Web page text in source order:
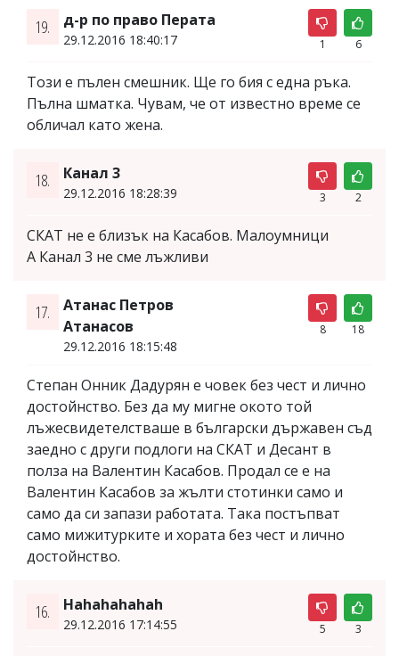
19. д-р по право Перата
29.12.2016 18:40:17 1 6
Този е пълен смешник. Ще го бия с една ръка.
Пълна шматка. Чувам, че от известно време се
обличал като жена.
18. Канал 3
29.12.2016 18:28:39 3 2
СКАТ не е близък на Касабов. Малоумници
А Канал 3 не сме лъжливи
17.
Атанас Петров
Атанасов
29.12.2016 18:15:48
8 18
Степан Онник Дадурян е човек без чест и лично
достойнство. Без да му мигне окото той
лъжесвидетелстваше в български държавен съд
заедно с други подлоги на СКАТ и Десант в
полза на Валентин Касабов. Продал се е на
Валентин Касабов за жълти стотинки само и
само да си запази работата. Така постъпват
само мижитурките и хората без чест и лично
достойнство.
16. Hahahahahah
29.12.2016 17:14:55 5 3